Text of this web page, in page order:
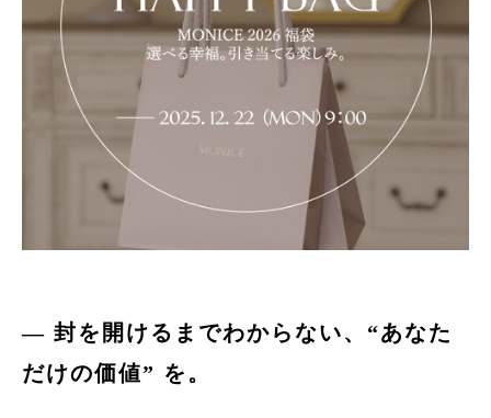
— 封を開けるまでわからない、“あなた
だけの価値” を。